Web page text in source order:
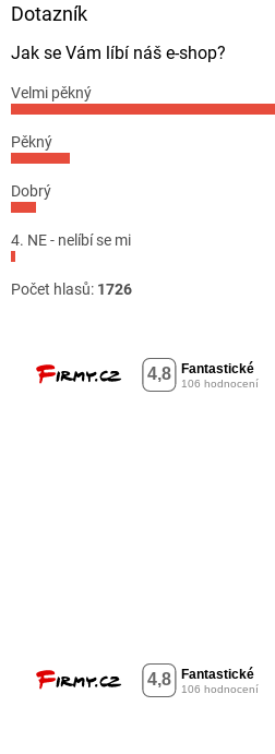
Dotazník
Jak se Vám líbí náš e-shop?
Velmi pěkný
Pěkný
Dobrý
4. NE - nelíbí se mi
Počet hlasů: 1726